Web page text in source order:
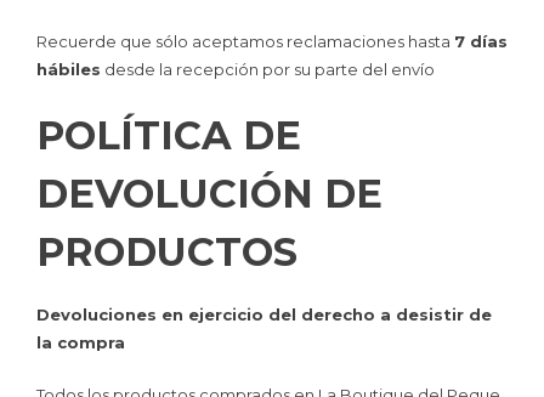
Recuerde que sólo aceptamos reclamaciones hasta 7 días
hábiles desde la recepción por su parte del envío
POLÍTICA DE
DEVOLUCIÓN DE
PRODUCTOS
Devoluciones en ejercicio del derecho a desistir de
la compra